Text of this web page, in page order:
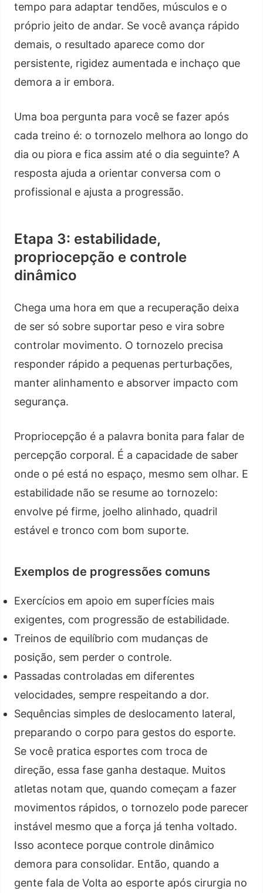
tempo para adaptar tendões, músculos e o
próprio jeito de andar. Se você avança rápido
demais, o resultado aparece como dor
persistente, rigidez aumentada e inchaço que
demora a ir embora.
Uma boa pergunta para você se fazer após
cada treino é: o tornozelo melhora ao longo do
dia ou piora e fica assim até o dia seguinte? A
resposta ajuda a orientar conversa com o
profissional e ajusta a progressão.
Etapa 3: estabilidade,
propriocepção e controle
dinâmico
Chega uma hora em que a recuperação deixa
de ser só sobre suportar peso e vira sobre
controlar movimento. O tornozelo precisa
responder rápido a pequenas perturbações,
manter alinhamento e absorver impacto com
segurança.
Propriocepção é a palavra bonita para falar de
percepção corporal. É a capacidade de saber
onde o pé está no espaço, mesmo sem olhar. E
estabilidade não se resume ao tornozelo:
envolve pé firme, joelho alinhado, quadril
estável e tronco com bom suporte.
Exemplos de progressões comuns
Exercícios em apoio em superfícies mais
exigentes, com progressão de estabilidade.
Treinos de equilíbrio com mudanças de
posição, sem perder o controle.
Passadas controladas em diferentes
velocidades, sempre respeitando a dor.
Sequências simples de deslocamento lateral,
preparando o corpo para gestos do esporte.
Se você pratica esportes com troca de
direção, essa fase ganha destaque. Muitos
atletas notam que, quando começam a fazer
movimentos rápidos, o tornozelo pode parecer
instável mesmo que a força já tenha voltado.
Isso acontece porque controle dinâmico
demora para consolidar. Então, quando a
gente fala de Volta ao esporte após cirurgia no